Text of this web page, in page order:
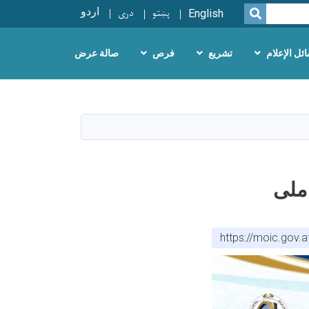
SEARCH
English پښتو دری اردو
الإعلام تشريع فرص صالة عرض
https://